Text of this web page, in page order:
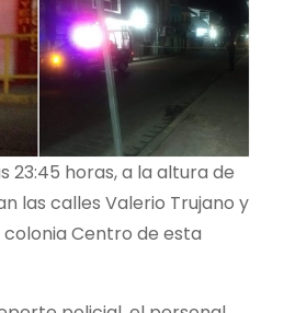
23:45 horas, a la altura de
las calles Valerio Trujano y
colonia Centro de esta